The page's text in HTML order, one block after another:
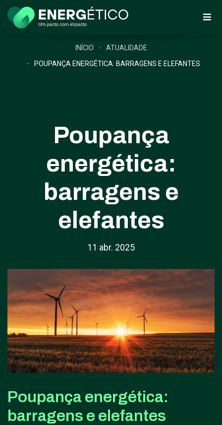
INÍCIO
ATUALIDADE
POUPANÇA ENERGÉTICA: BARRAGENS E ELEFANTES
Poupança
energética:
barragens e
elefantes
11 abr. 2025
Poupança energética:
barragens e elefantes